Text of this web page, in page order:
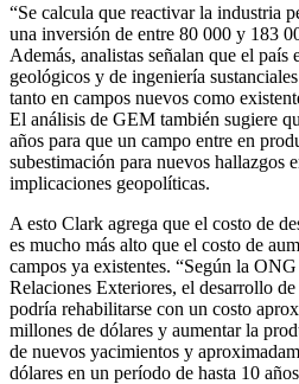
“Se calcula que reactivar la industria
una inversión de entre 80 000 y 183
Además, analistas señalan que el país
geológicos y de ingeniería
tanto en campos nuevos como
El análisis de GEM también sugiere
años para que un campo entre en
subestimación para nuevos hallazgos
implicaciones geopolíticas.
A esto Clark agrega que el costo de
es mucho más alto que el costo de
campos ya existentes. “Según la
Relaciones Exteriores, el desarrollo
podría rehabilitarse con un costo
millones de dólares y aumentar la
de nuevos yacimientos y
dólares en un período de hasta 10